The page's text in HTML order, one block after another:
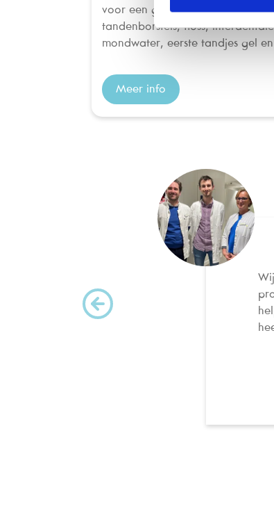
voor een gezonde mondhygiëne
tandenborstels, floss,
mondwater, eerste tandjes gel
Meer info